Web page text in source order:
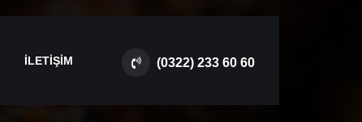
İLETİŞİM (0322) 233 60 60